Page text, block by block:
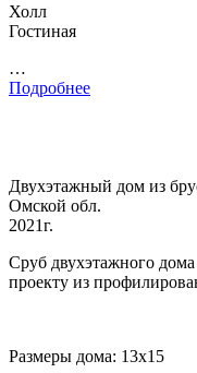
Холл
Гостиная
…
Подробнее
Двухэтажный дом из
Омской обл.
2021г.
Сруб двухэтажного
проекту из
Размеры дома: 13х15